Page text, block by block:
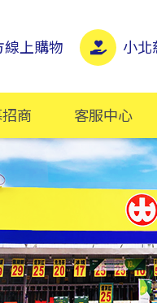
線上購物 小北
商 客服中心